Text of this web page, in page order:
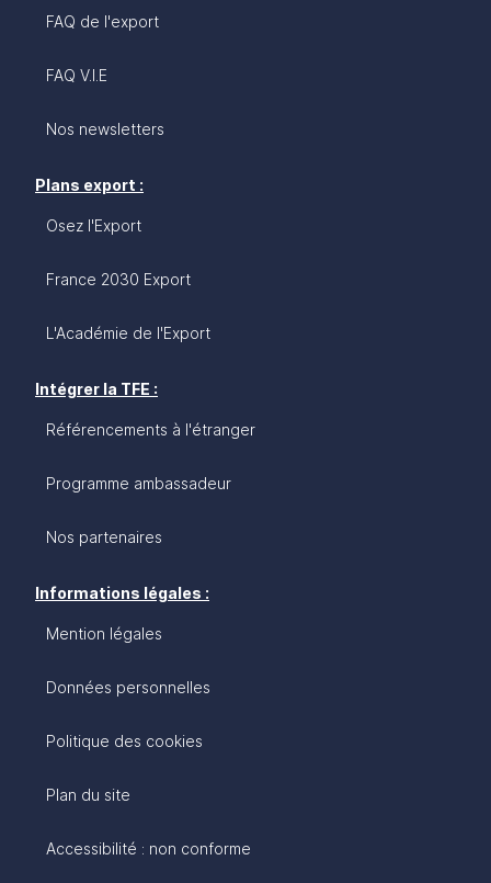
FAQ de l'export
FAQ V.I.E
Nos newsletters
Plans export :
Osez l'Export
France 2030 Export
L'Académie de l'Export
Intégrer la TFE :
Référencements à l'étranger
Programme ambassadeur
Nos partenaires
Informations légales :
Mention légales
Données personnelles
Politique des cookies
Plan du site
Accessibilité : non conforme